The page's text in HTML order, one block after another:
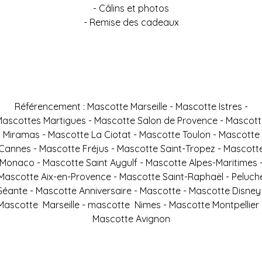
- Câlins et photos
- Remise des cadeaux
Référencement : Mascotte Marseille - Mascotte Istres -
Martigues - Mascotte Salon de Provence -
Miramas - Mascotte La Ciotat - Mascotte Toulon - Mascotte
- Mascotte Fréjus - Mascotte Saint-Tropez -
- Mascotte Saint Aygulf - Mascotte Alpes-Maritimes
Aix-en-Provence - Mascotte Saint-Raphaël -
- Mascotte Anniversaire - Mascotte - Mascotte
Marseille - mascotte Nimes - Mascotte Montpellier
Mascotte Avignon